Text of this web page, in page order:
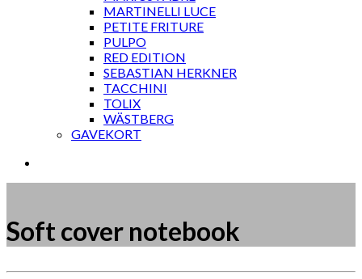
MARTINELLI LUCE
PETITE FRITURE
PULPO
RED EDITION
SEBASTIAN HERKNER
TACCHINI
TOLIX
WÄSTBERG
GAVEKORT
Soft cover notebook